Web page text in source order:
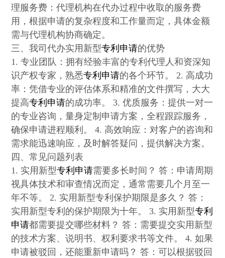
理服务费：代理机构在代办过程中收取的服务费
用，根据申请的复杂程度和工作量而定，具体金额
需与代理机构协商确定。
三、我司代办实用新型专利申请的优势
1. 专业团队：拥有经验丰富的专利代理人和资深知
识产权专家，熟悉专利申请的各个环节。 2. 高成功
率：凭借专业的评估体系和精准的文件撰写，大大
提高专利申请的成功率。 3. 优质服务：提供一对一
的专业咨询，量身定制申请方案，全程跟踪服务，
确保申请进程顺利。 4. 高效响应：对客户的咨询和
需求能迅速响应，及时解答疑问，提供解决方案。
四、常见问题列表
1. 实用新型专利申请需要多长时间？ 答：申请周期
视具体技术和审查情况而定，通常需要几个月至一
年不等。 2. 实用新型专利保护期限是多久？ 答：
实用新型专利的保护期限为十年。 3. 实用新型专利
申请都需要提交哪些材料？ 答：需要提交实用新型
的技术方案、说明书、权利要求书等文件。 4. 如果
申请被驳回，还能重新申请吗？ 答：可以根据驳回